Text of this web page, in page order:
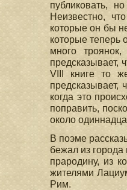
публиковать,
Неизвестно,
которые он бы
которые теперь
много
предсказывает,
VIII книге то
предсказывает,
когда это
поправить,
около
В поэме
бежал из
прародину, из
жителями
Рим.